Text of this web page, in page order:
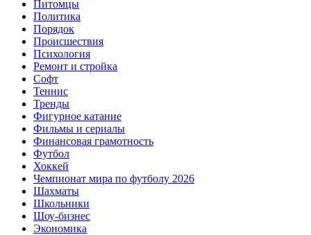
Питомцы
Политика
Порядок
Происшествия
Психология
Ремонт и стройка
Софт
Теннис
Тренды
Фигурное катание
Фильмы и сериалы
Финансовая грамотность
Футбол
Хоккей
Чемпионат мира по футболу 2026
Шахматы
Школьники
Шоу-бизнес
Экономика